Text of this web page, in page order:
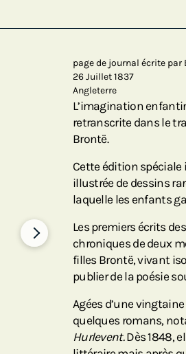
page de journal écrite par
26 Juillet 1837
Angleterre
L’imagination
retranscrite dans le
Brontë.
Cette édition spéciale
illustrée de dessins
laquelle les enfants
Les premiers écrits
chroniques de deux
filles Brontë, vivant
publier de la poésie
Agées d’une
quelques romans,
Hurlevent.Dès 1848,